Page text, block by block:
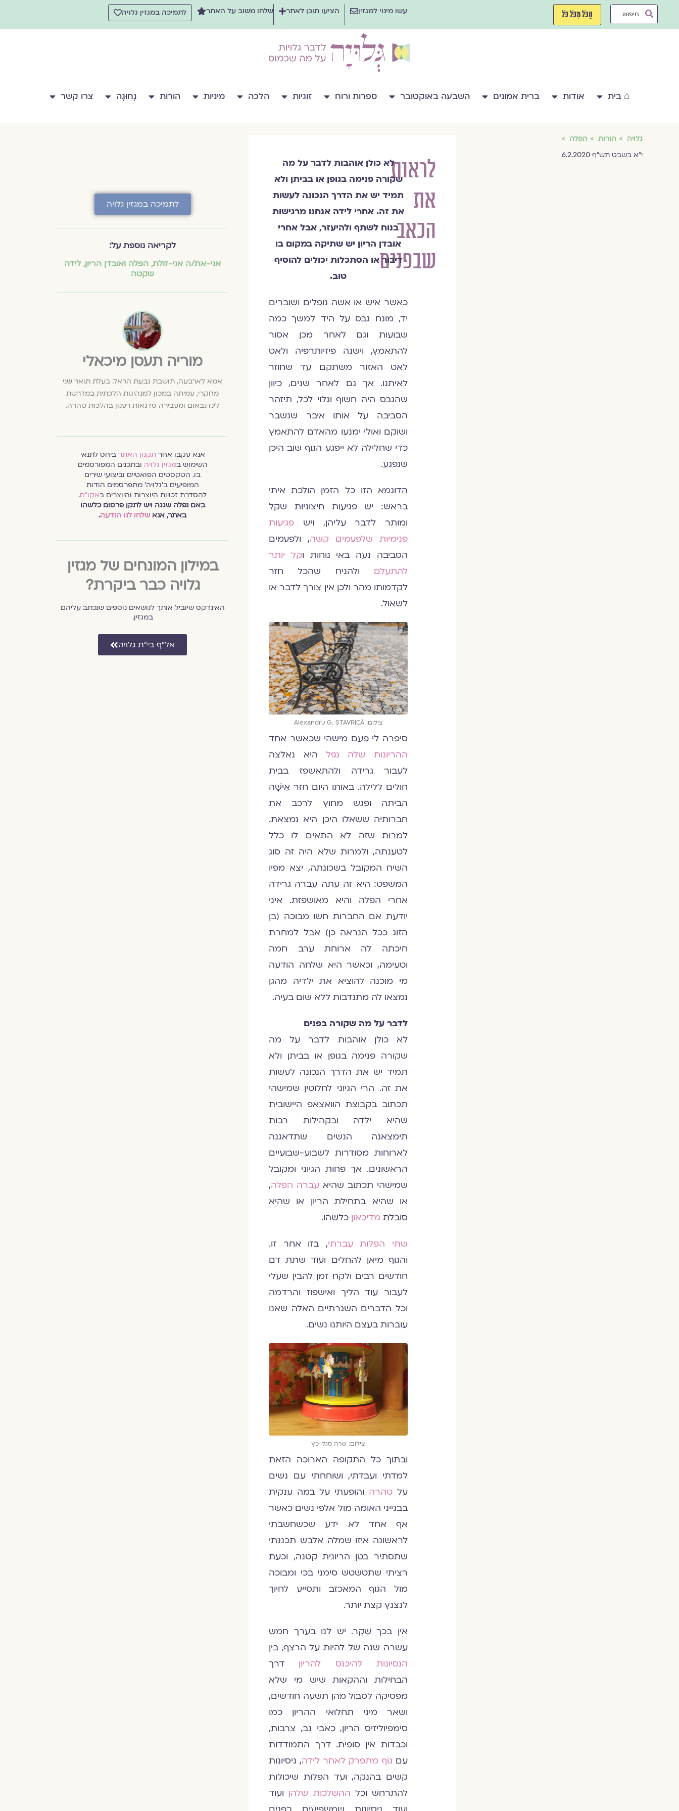
Search
הַכֹּל מִכֹּל כֹּל עשו מינוי למגזין הציעו תוכן לאתר שלחו משוב על האתר לתמיכה במגזין גלויה
⌂ בית אודות ברית אמונים השבעה באוקטובר ספרות ורוח זוגיות הלכה מיניות הורות נָחוּגָה צרו קשר
גלויה הורות
הפלה
י"א בשבט תש"ף 6.2.2020
לראות
את
הכאב
שבפנים
מוריה
תעסן
מיכאלי
לא כולן אוהבות לדבר על מה
שקורה פנימה בגופן או בביתן ולא
תמיד יש את הדרך הנכונה לעשות
את זה. אחרי לידה אנחנו מרגישות
בנוח לשתף ולהיעזר, אבל אחרי
אובדן הריון יש שתיקה במקום בו
דיבור או הסתכלות יכולים להוסיף
טוב.
כאשר איש או אשה נופלים ושוברים
יד, מונח גבס על היד למשך כמה
שבועות וגם לאחר מכן אסור
להתאמץ, וישנה פיזיותרפיה ולאט
לאט האזור משתקם עד שחוזר
לאיתנו. אך גם לאחר שנים, כיוון
שהגבס היה חשוף וגלוי לכל, תיזהר
הסביבה על אותו איבר שנשבר
ושוקם ואולי ימנעו מהאדם להתאמץ
כדי שחלילה לא ייפגע הגוף שוב היכן
שנפגע.
הדוגמא הזו כל הזמן הולכת איתי
בראש: יש פגיעות חיצוניות שקל
ומותר לדבר עליהן, ויש פגיעות
פנימיות שלפעמים קשה, ולפעמים
הסביבה נעה באי נוחות וקל יותר
להתעלם ולהניח שהכל חזר
לקדמותו מהר ולכן אין צורך לדבר או
לשאול.
צילום: Alexandru G. STAVRICĂ
סיפרה לי פעם מישהי שכאשר אחד
ההריונות שלה נפל היא נאלצה
לעבור גרידה ולהתאשפז בבית
חולים ללילה. באותו היום חזר אִישָׁהּ
הביתה ופגש מחוץ לרכב את
חברותיה ששאלו היכן היא נמצאת.
למרות שזה לא התאים לו כלל
לטענתה, ולמרות שלא היה זה סוג
השיח המקובל בשכונתה, יצא מפיו
המשפט: היא זה עתה עברה גרידה
אחרי הפלה והיא מאושפזת. איני
יודעת אם החברות חשו מבוכה (בן
הזוג ככל הנראה כן) אבל למחרת
חיכתה לה ארוחת ערב חמה
וטעימה, וכאשר היא שלחה הודעה
מי מוכנה להוציא את ילדיה מהגן
נמצאו לה מתנדבות ללא שום בעיה.
לדבר על מה שקורה בפנים
לא כולן אוהבות לדבר על מה
שקורה פנימה בגופן או בביתן ולא
תמיד יש את הדרך הנכונה לעשות
את זה. הרי הגיוני לחלוטין שמישהי
תכתוב בקבוצת הוואצאפ היישובית
שהיא ילדה ובקהילות רבות
תימצאנה הנשים שתדאגנה
לארוחות מסודרות לשבוע-שבועיים
הראשונים. אך פחות הגיוני ומקובל
שמישהי תכתוב שהיא עברה הפלה,
או שהיא בתחילת הריון או שהיא
סובלת מדיכאון כלשהו.
שתי הפלות עברתי, בזו אחר זו.
והגוף מיאן להחלים ועוד שתת דם
חודשים רבים ולקח זמן להבין שעלי
לעבור עוד הליך ואישפוז והרדמה
וכל הדברים השגרתיים האלה שאנו
עוברות בעצם היותנו נשים.
צילום: שרה סגל-כץ
ובתוך כל התקופה הארוכה הזאת
למדתי ועבדתי, ושוחחתי עם נשים
עלטהרה והופעתי על במה ענקית
בבנייני האומה מול אלפי נשים כאשר
אף אחד לא ידע שכשחשבתי
לראשונה איזו שמלה אלבש תכננתי
שתסתיר בטן הריונית קטנה, וכעת
רציתי שתטשטש סימני בכי ומבוכה
מול הגוף המאכזב ותסייע לחיוך
לנצנץ קצת יותר.
אין בכך שֶׁקֶר. יש לנו בערך חמש
עשרה שנה של להיות על הרצף, בין
הנסיונות להיכנס להריון דרך
הבחילות וההקאות שיש מי שלא
מפסיקה לסבול מהן תשעה חודשים,
ושאר מיני תחלואי ההריון כמו
סימפיוליזיס הריון, כאבי גב, צרבות,
וכבדות אין סופית. דרך התמודדות
עם גוף מתפרק לאחר לידה, ניסיונות
קשים בהנקה, ועד הפלות שיכולות
להתרחש וכל ההשלכות שלהן ועוד
לתמיכה במגזין גלויה
לקריאה נוספת על:
אני-את/ה אני-זולת, הפלה ואובדן הריון,לידה
שקטה
מוריה תעסן מיכאלי
אמא לארבעה, תושבת גבעת הראל. בעלת תואר שני
מחקרי, עמיתה במכון למנהיגות הלכתית במדרשת
לינדנבאום ומעבירה סדנאות רענון בהלכות טהרה.
אנא עקבו אחרתקנון האתר ביחס לתנאי
השימוש במגזין גלויה ובתכנים המפורסמים
בו. הטקסטים הפואטיים וביצועי שירים
המופיעים ב׳גלויה׳ מתפרסמים הודות
להסדרת זכויות היוצרות והיוצרים באקו״ם.
באם נפלה שגגה ויש לתקן פרסום כלשהו
באתר, אנא שלחו לנו הודעה.
במילון המונחים של מגזין
גלויה כבר ביקרת?
האינדקס שיוביל אותך לנושאים נוספים שנכתב עליהם
במגזין.
אל״ף בי״ת גלויה